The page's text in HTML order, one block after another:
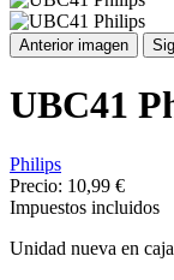
Anterior imagen
UBC41
Philips
Precio: 10,99 €
Impuestos incluidos
Unidad nueva en